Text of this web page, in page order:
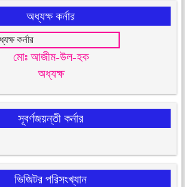
অধ্যক্ষ কর্নার
মোঃ আজীম-উল-হক
অধ্যক্ষ
সূবর্ণজয়ন্তী কর্নার
ভিজিটর পরিসংখ্যান